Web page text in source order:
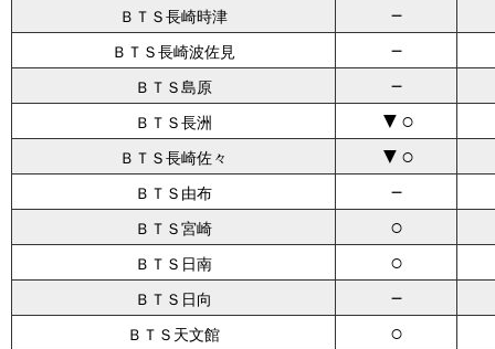
ＢＴＳ長崎時津 －
ＢＴＳ長崎波佐見 －
ＢＴＳ島原 －
ＢＴＳ長洲 ▼○
ＢＴＳ長崎佐々 ▼○
ＢＴＳ由布 －
ＢＴＳ宮崎 ○
ＢＴＳ日南 ○
ＢＴＳ日向 －
ＢＴＳ天文館 ○